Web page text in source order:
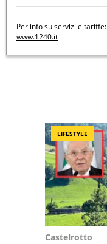
Per info su servizi e tariffe:
www.1240.it
LIFESTYLE
Castelrotto